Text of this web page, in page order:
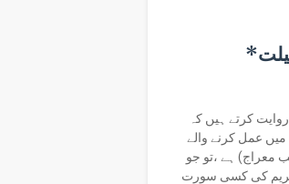
کرتے ہیں کہ
عمل کرنے والے
معراج) ہے ،تو جو
کریم کی کسی سورت